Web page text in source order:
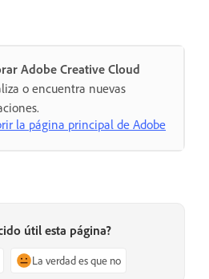
Adobe Creative Cloud
o encuentra nuevas
la página principal de Adobe
útil esta página?
La verdad es que no